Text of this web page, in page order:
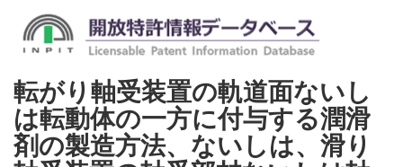
転がり軸受装置の軌道面ないし
は転動体の一方に付与する潤滑
剤の製造方法、ないしは、滑り